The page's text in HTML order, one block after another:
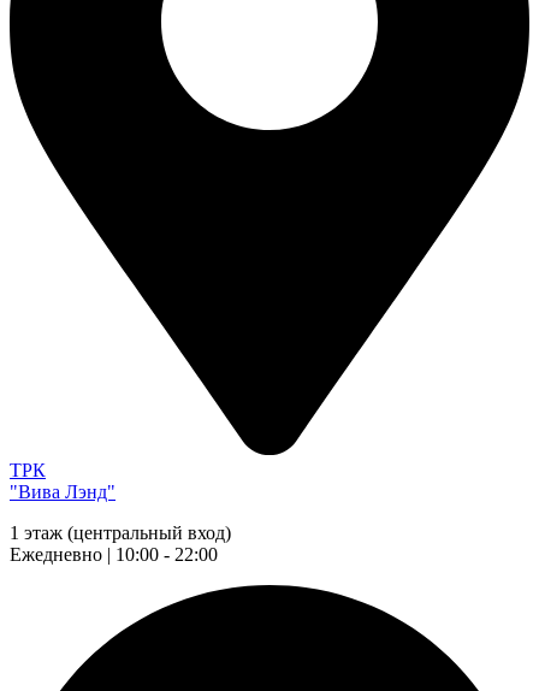
ТРК
"Вива Лэнд"
1 этаж (центральный вход)
Ежедневно | 10:00 - 22:00